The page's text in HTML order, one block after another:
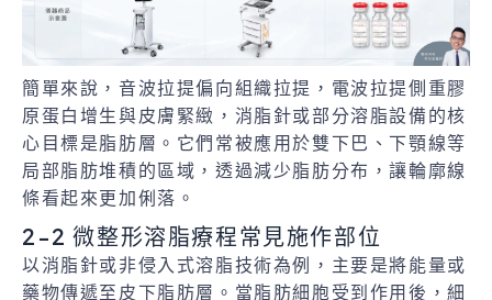
簡單來說，音波拉提偏向組織拉提，電波拉提側重膠
原蛋白增生與皮膚緊緻，消脂針或部分溶脂設備的核
心目標是脂肪層。它們常被應用於雙下巴、下顎線等
局部脂肪堆積的區域，透過減少脂肪分布，讓輪廓線
條看起來更加俐落。
2-2 微整形溶脂療程常見施作部位
以消脂針或非侵入式溶脂技術為例，主要是將能量或
藥物傳遞至皮下脂肪層。當脂肪細胞受到作用後，細